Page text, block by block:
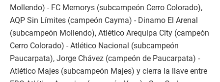
Mollendo) - FC Memorys (subcampeón Cerro Colorado),
AQP Sin Límites (campeón Cayma) - Dinamo El Arenal
(subcampeón Mollendo), Atlético Arequipa City (campeón
Cerro Colorado) - Atlético Nacional (subcampeón
Paucarpata), Jorge Chávez (campeón de Paucarpata) -
Atlético Majes (subcampeón Majes) y cierra la llave entre